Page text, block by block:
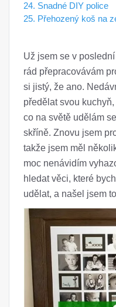
24. Snadné DIY police
25. Přehozený koš na
Už jsem se v
rád přepracovávám
si jistý, že ano.
předělat svou
co na světě udělám
skříně. Znovu jsem
takže jsem měl
moc nenávidím
hledat věci, které
udělat, a našel jsem